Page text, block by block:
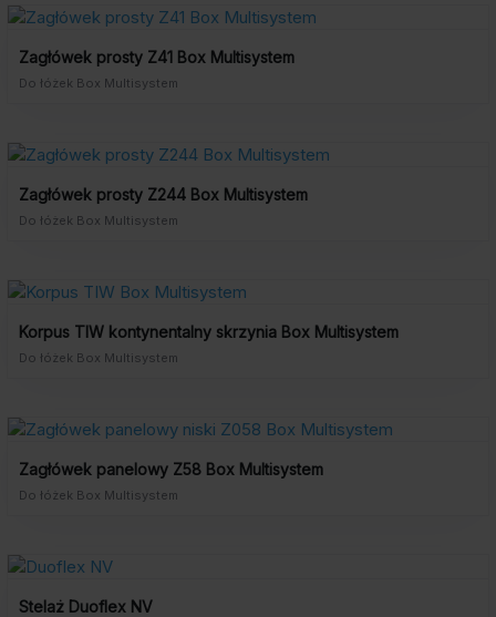
Zagłówek prosty Z41 Box Multisystem
Do łóżek Box Multisystem
Zagłówek prosty Z244 Box Multisystem
Do łóżek Box Multisystem
Korpus TIW kontynentalny skrzynia Box Multisystem
Do łóżek Box Multisystem
Zagłówek panelowy Z58 Box Multisystem
Do łóżek Box Multisystem
Stelaż Duoflex NV